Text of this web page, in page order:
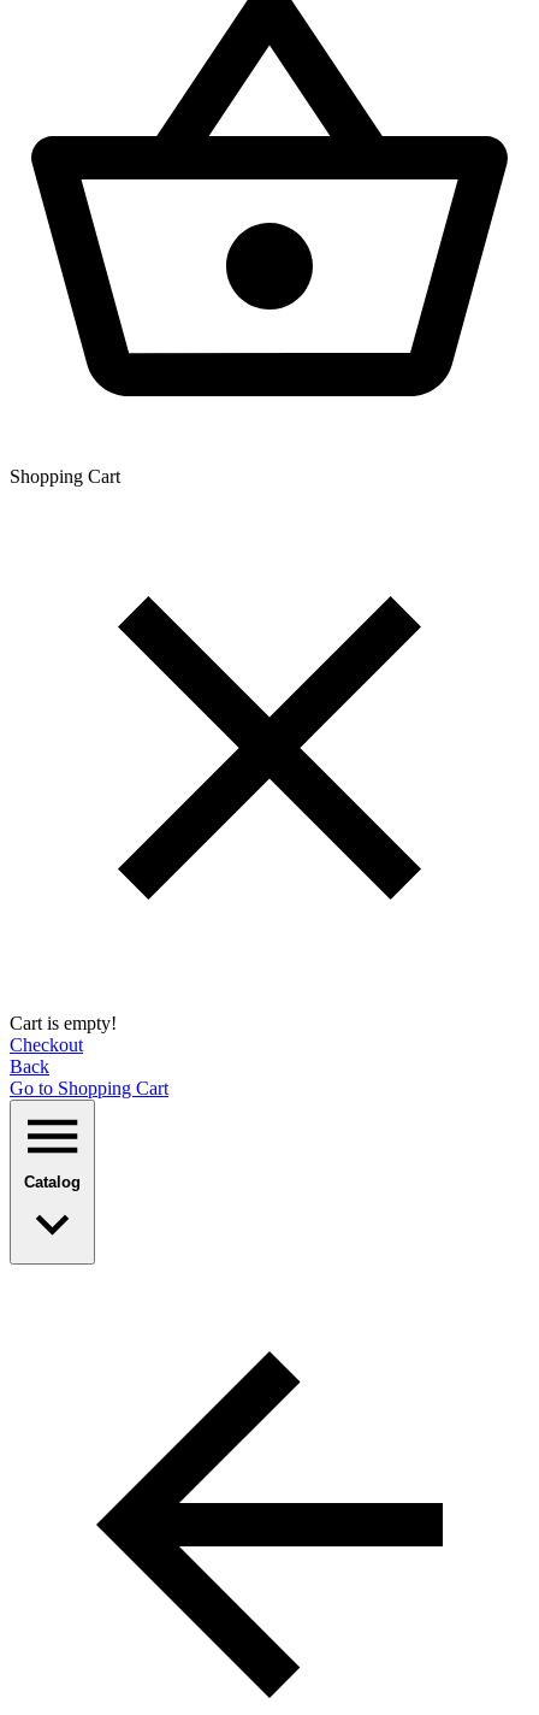
Shopping Сart
Cart is empty!
Checkout
Back
Go to Shopping Сart
Catalog